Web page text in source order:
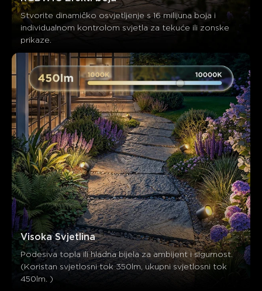
Stvorite dinamičko osvjetljenje s 16 milijuna boja i
individualnom kontrolom svjetla za tekuće ili zonske
prikaze.
Visoka Svjetlina
Podesiva topla ili hladna bijela za ambijent i sigurnost.
(Koristan svjetlosni tok 350lm, ukupni svjetlosni tok
450lm. )